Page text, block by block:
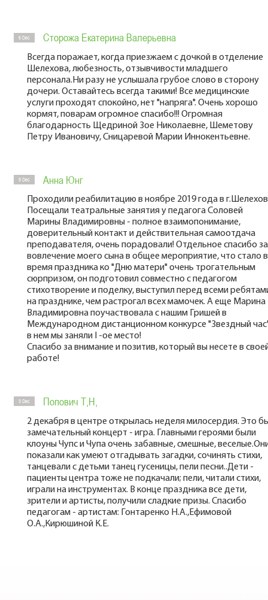
6 Dec Сторожа Екатерина Валерьевна
Всегда поражает, когда приезжаем с дочкой в отделение
Шелехова, любезность, отзывчивости младшего
персонала.Ни разу не услышала грубое слово в сторону
дочери. Оставайтесь всегда такими! Все медицинские
услуги проходят спокойно, нет "напряга". Очень хорошо
кормят, поварам огромное спасибо!!! Огромная
благодарность Щедриной Зое Николаевне, Шеметову
Петру Ивановичу, Сницаревой Марии Иннокентьевне.
5 Dec Анна Юнг
Проходили реабилитацию в ноябре 2019 года в
Посещали театральные занятия у педагога Соловей
Марины Владимировны - полное взаимопонимание,
доверительный контакт и действительная самоотдача
преподавателя, очень порадовали! Отдельное спасибо за
вовлечение моего сына в общее мероприятие, что стало
время праздника ко "Дню матери" очень трогательным
сюрпризом, он подготовил совместно с педагогом
стихотворение и поделку, выступил перед всеми
на празднике, чем растрогал всех мамочек. А еще Марина
Владимировна поучаствовала с нашим Гришей в
Международном дистанционном конкурсе "Звездный
в нем мы заняли I -ое место!
Спасибо за внимание и позитив, который вы несете в
работе!
3 Dec Попович Т,Н,
2 декабря в центре открылась неделя милосердия. Это
замечательный концерт - игра. Главными героями были
клоуны Чупс и Чупа очень забавные, смешные,
показали как умеют отгадывать загадки, сочинять стихи,
танцевали с детьми танец гусеницы, пели песни..Дети -
пациенты центра тоже не подкачали; пели, читали стихи,
играли на инструментах. В конце праздника все дети,
зрители и артисты, получили сладкие призы. Спасибо
педагогам - артистам: Гонтаренко Н.А.,Ефимовой
О.А.,Кирюшиной К.Е.